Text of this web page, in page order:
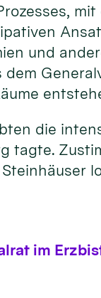
und
dem
die
tagte.
im